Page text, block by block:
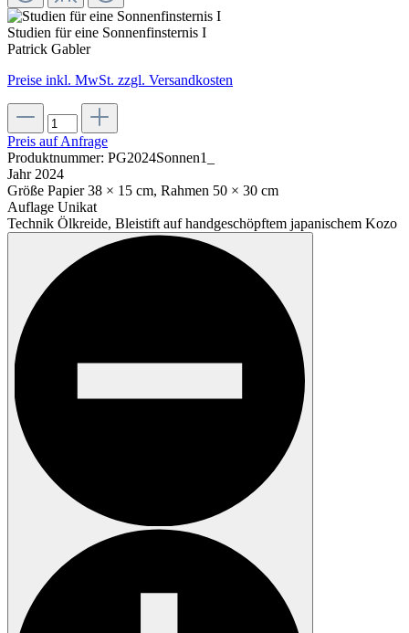
Studien für eine Sonnenfinsternis I
Patrick Gabler
Preise inkl. MwSt. zzgl. Versandkosten
Preis auf Anfrage
Produktnummer: PG2024Sonnen1_
Jahr 2024
Größe Papier 38 × 15 cm, Rahmen 50 × 30 cm
Auflage Unikat
Technik Ölkreide, Bleistift auf handgeschöpftem japanischem Kozo